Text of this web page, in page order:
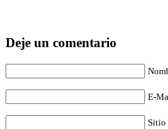
Deje un comentario
E-
Sitio